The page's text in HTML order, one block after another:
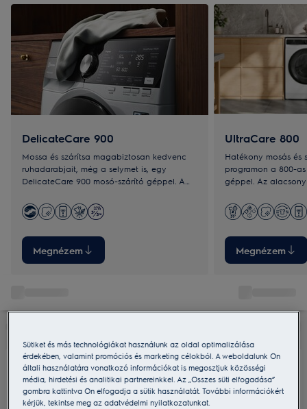
DelicateCare 900
Mossa és szárítsa magabiztosan kedvenc
ruhadarabjait, még a selymet is, egy
DelicateCare 900 mosó-szárító géppel. A
igazítja a dob mozgását és a
hőmérsékletet.
Megnézem
UltraCare 800
Hatékony mosás és
programon a 800-
géppel. Az
optimális
pedig
Megnézem
Sütiket és más technológiákat használunk az oldal optimalizálása
érdekében, valamint promóciós és marketing célokból. A weboldalunk Ön
általi használatára vonatkozó információkat is megosztjuk közösségi
média, hirdetési és analitikai partnereinkkel. Az „Összes süti elfogadása”
gombra kattintva Ön elfogadja a sütik használatát. További információkért
kérjük, tekintse meg az adatvédelmi nyilatkozatunkat.